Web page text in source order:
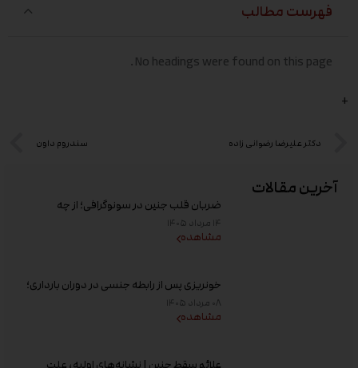
آخرین مقالات
ضربان قلب جنین در سونوگرافی؛ از چه
هفته‌ای دیده می‌شود؟
۱۴ مرداد ۱۴۰۵
مشاهده
خونریزی پس از رابطه جنسی در دوران بارداری؛
علت و زمان مراجعه به پزشک
۰۸ مرداد ۱۴۰۵
مشاهده
علائم سقط جنین | نشانه‌های اولیه، علت
فهرست مطالب
No headings were found on this page.
+
دکتر علیرضا رضوانی زاده سندروم داون